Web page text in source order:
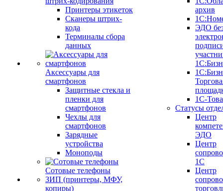
Принтеры этикеток
Сканеры штрих-
кода
Терминалы сбора
данных
Аксессуары для
смартфонов
Защитные стекла и
пленки для
смартфонов
Чехлы для
смартфонов
Зарядные
устройства
Моноподы
Сотовые телефоны
ЗИП (принтеры, МФУ,
копиры)
архив
ЭДО
1С-
Статусы
Центр
ЭДО
Центр
1С
Центр